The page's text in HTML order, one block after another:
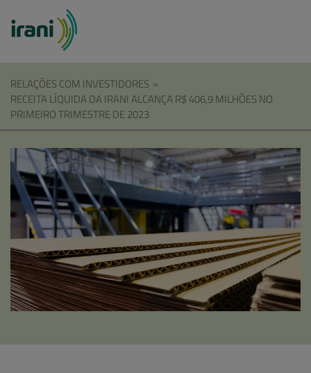
RELAÇÕES COM INVESTIDORES »
RECEITA LÍQUIDA DA IRANI ALCANÇA R$ 406,9 MILHÕES NO
PRIMEIRO TRIMESTRE DE 2023